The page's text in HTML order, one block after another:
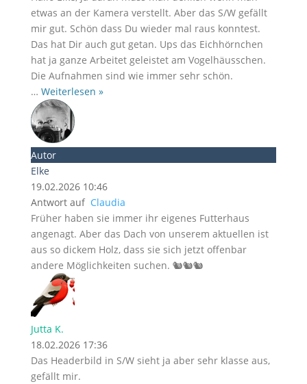
etwas an der Kamera verstellt. Aber das S/W gefällt
mir gut. Schön dass Du wieder mal raus konntest.
Das hat Dir auch gut getan. Ups das Eichhörnchen
hat ja ganze Arbeitet geleistet am Vogelhäusschen.
Die Aufnahmen sind wie immer sehr schön.
… Weiterlesen »
Autor
Elke
19.02.2026 10:46
Antwort auf Claudia
Früher haben sie immer ihr eigenes Futterhaus
angenagt. Aber das Dach von unserem aktuellen ist
aus so dickem Holz, dass sie sich jetzt offenbar
andere Möglichkeiten suchen. 🐿️🐿️🐿️
Jutta K.
18.02.2026 17:36
Das Headerbild in S/W sieht ja aber sehr klasse aus,
gefällt mir.